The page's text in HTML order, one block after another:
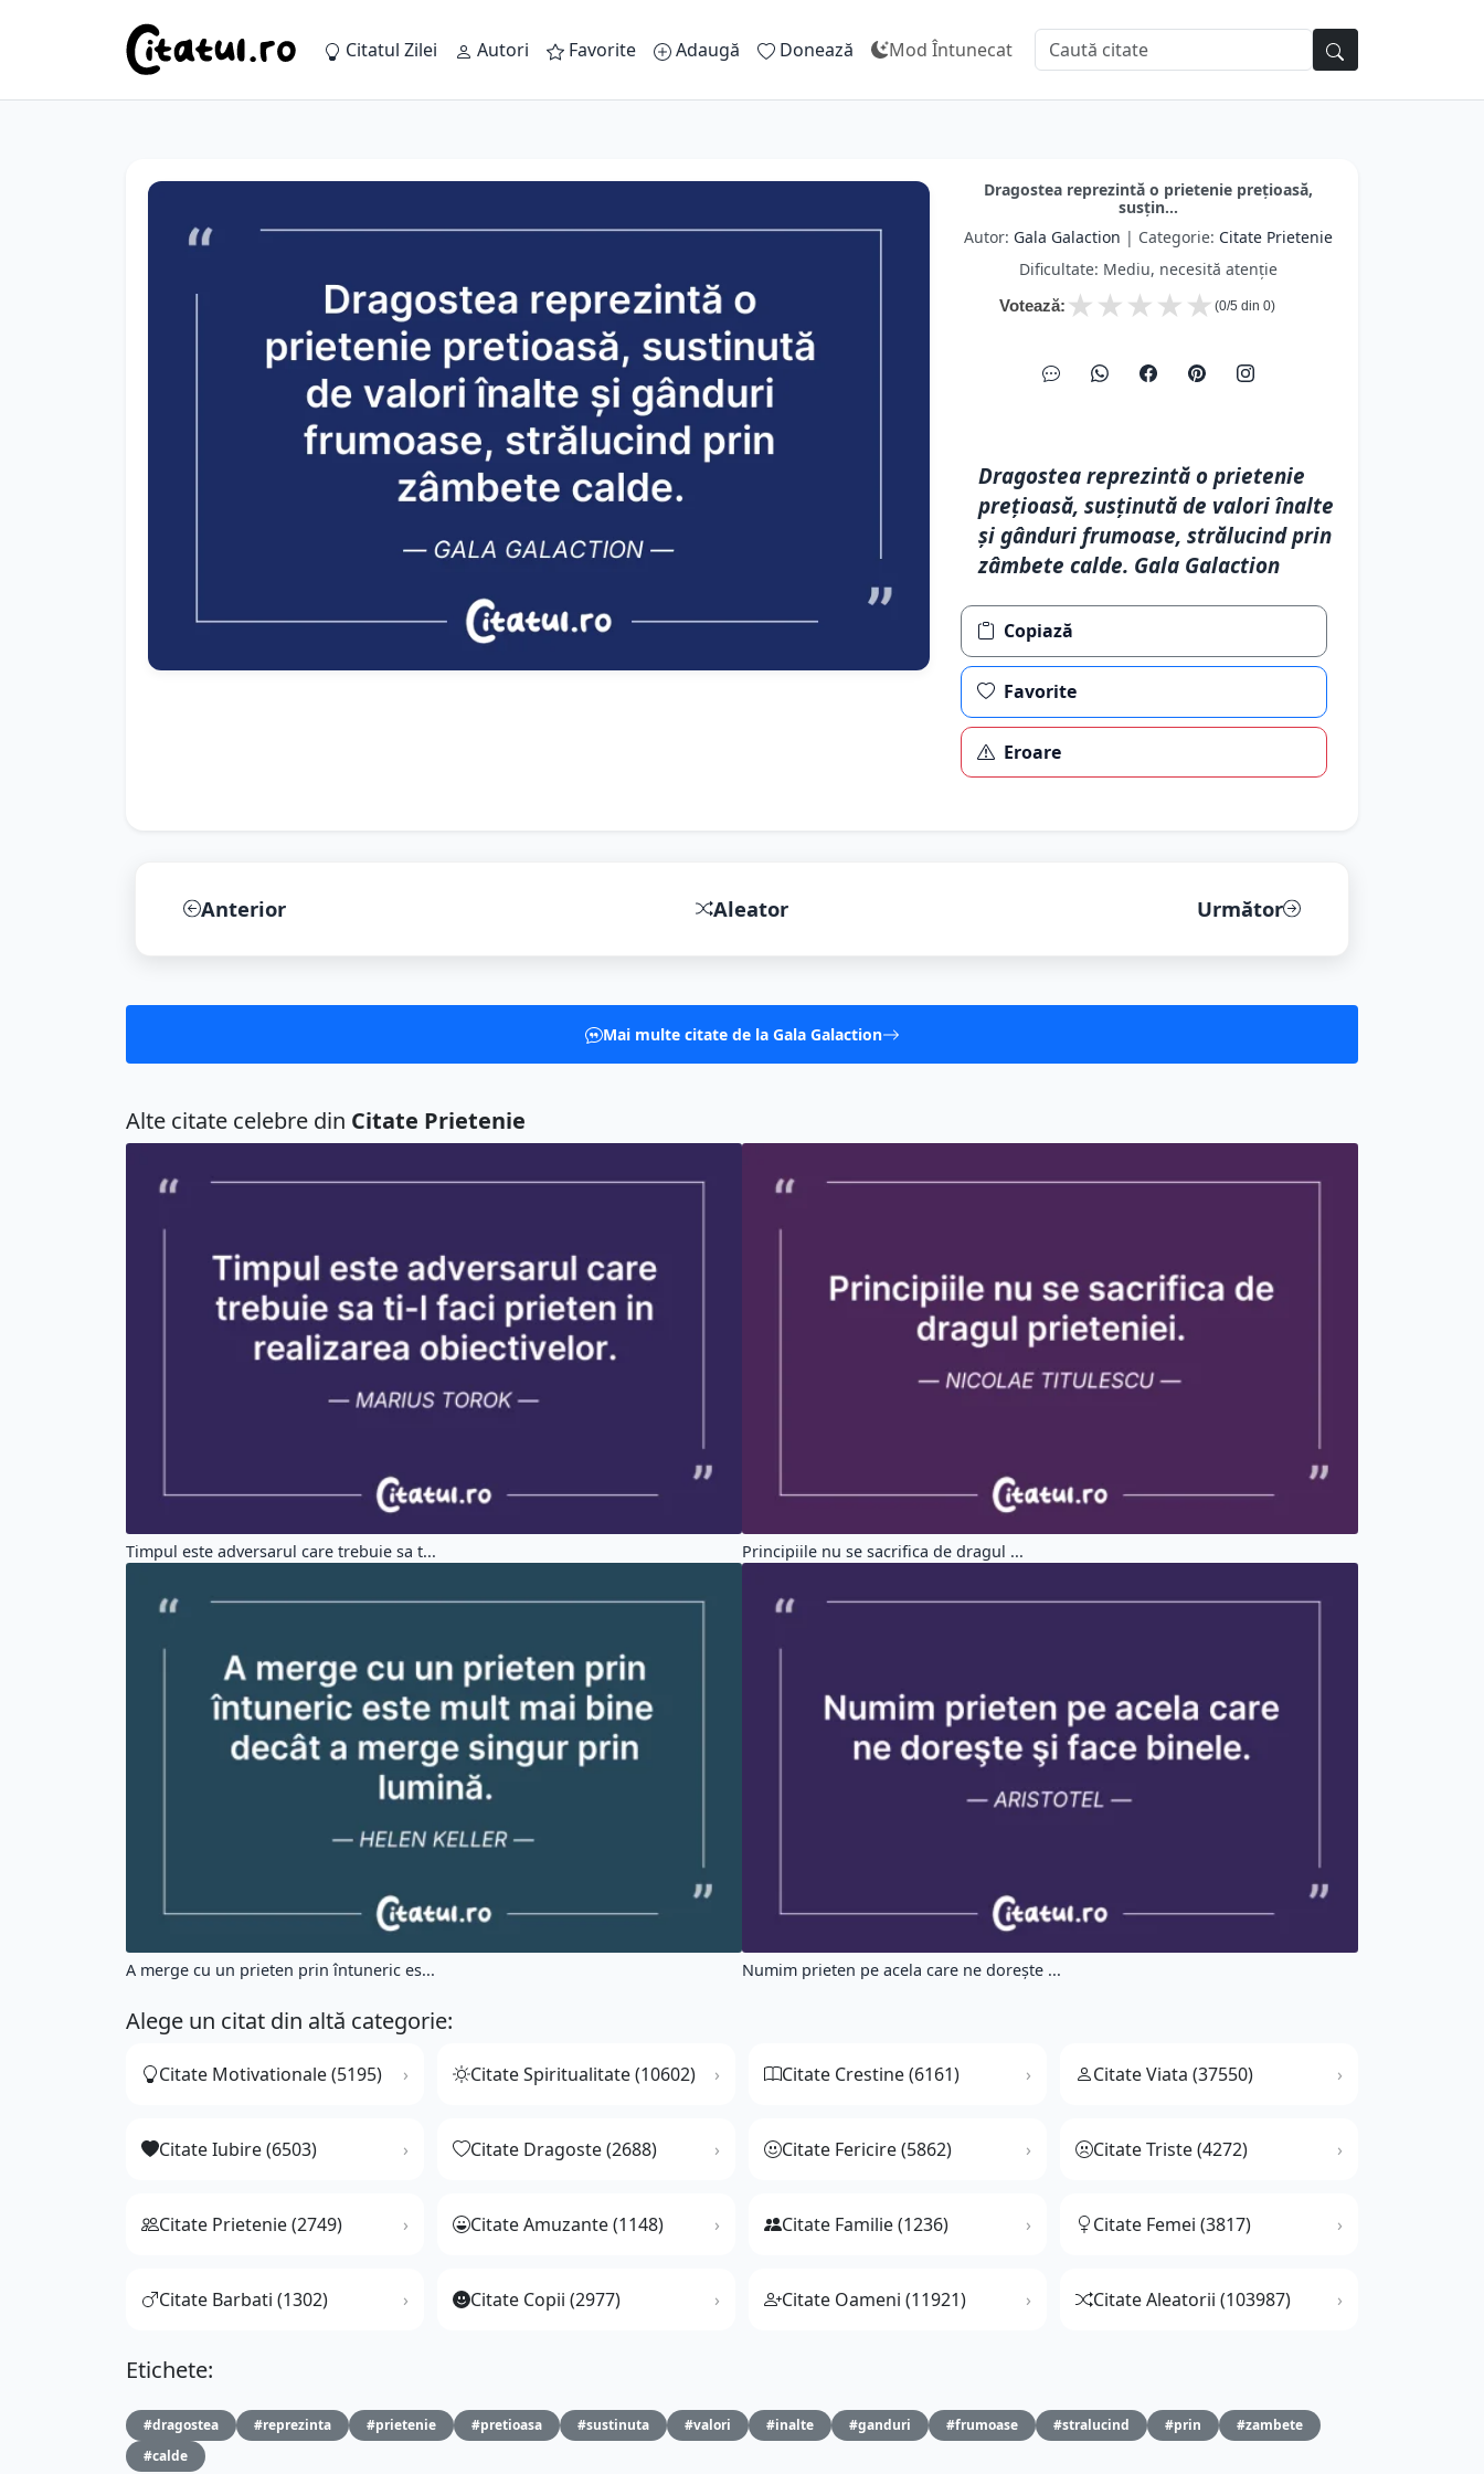
Citatul Zilei Autori Favorite Adaugă Donează Mod Întunecat
Dragostea reprezintă o prietenie prețioasă,
susțin...
Autor: Gala Galaction | Categorie: Citate Prietenie
Dificultate: Mediu, necesită atenție
Votează: ★
★
★
★
★ (0/5 din 0)
Dragostea reprezintă o prietenie
prețioasă, susținută de valori înalte
și gânduri frumoase, strălucind prin
zâmbete calde. Gala Galaction
Copiază
Favorite
Eroare
Anterior Aleator Următor
Mai multe citate de la Gala Galaction
Alte citate celebre din Citate Prietenie
Timpul este adversarul care trebuie sa t... Principiile nu se sacrifica de dragul ...
A merge cu un prieten prin întuneric es... Numim prieten pe acela care ne doreşte ...
Alege un citat din altă categorie:
Citate Motivationale (5195) Citate Spiritualitate (10602) Citate Crestine (6161) Citate Viata (37550)
Citate Iubire (6503) Citate Dragoste (2688) Citate Fericire (5862) Citate Triste (4272)
Citate Prietenie (2749) Citate Amuzante (1148) Citate Familie (1236) Citate Femei (3817)
Citate Barbati (1302) Citate Copii (2977) Citate Oameni (11921) Citate Aleatorii (103987)
Etichete:
#dragostea #reprezinta #prietenie #pretioasa #sustinuta #valori #inalte #ganduri #frumoase #stralucind #prin
#zambete
#calde